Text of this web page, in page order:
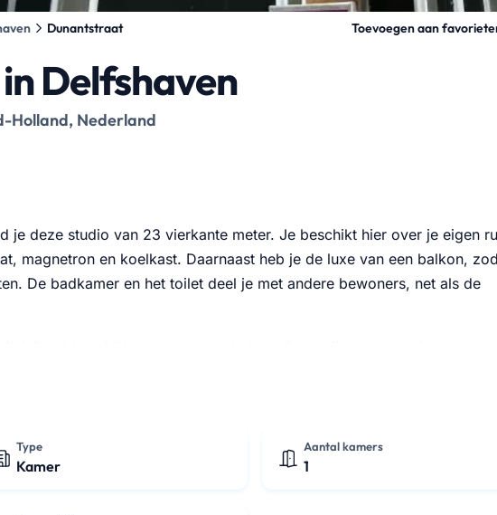
Dunantstraat Toevoegen aan
Delfshaven
Holland, Nederland
je deze studio van 23 vierkante meter. Je beschikt hier over je eigen
magnetron en koelkast. Daarnaast heb je de luxe van een balkon,
De badkamer en het toilet deel je met andere bewoners, net als de
huurcontract van maximaal twee jaar. De kame…
Type
Kamer
Aantal kamers
1